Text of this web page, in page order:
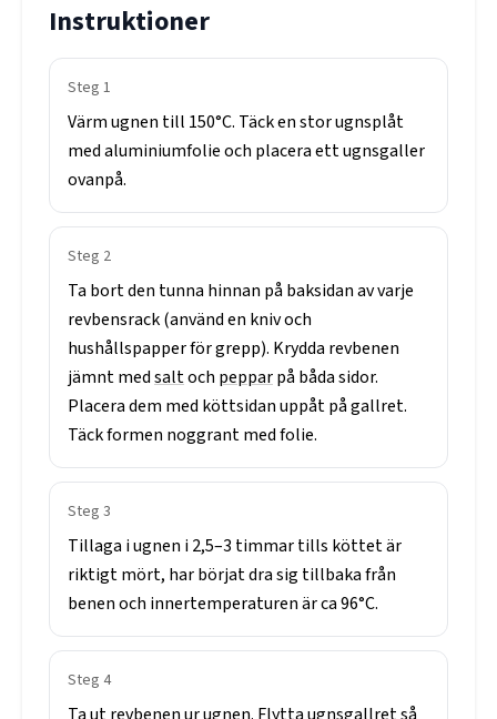
Instruktioner
Steg 1
Värmugnen till 150°C. Täckenstorugnsplåt
medaluminiumfolieoch placeraettugnsgaller
ovanpå.
Steg 2
Ta bortden tunna hinnan på baksidanavvarje
revbensrack(använden knivoch
hushållspapperförgrepp). Krydda revbenen
jämntmedsaltoch pepparpå bådasidor.
Placeradem med köttsidanuppåtpågallret.
Täckformen noggrantmedfolie.
Steg 3
Tillaga iugnen i2,5–3 timmartills köttetär
riktigtmört, harbörjatdrasig tillbakafrån
benenoch innertemperaturenärca96°C.
Steg 4